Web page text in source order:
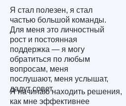
Я стал полезен, я стал
частью большой команды.
Для меня это личностный
рост и постоянная
поддержка — я могу
обратиться по любым
вопросам, меня
послушают, меня услышат,
дадут совет.
Я начинаю находить решения,
как мне эффективнее